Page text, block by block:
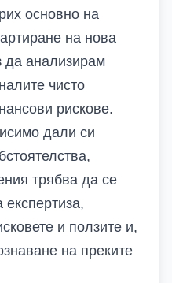
основно на
на нова
да анализирам
чисто
рискове.
дали си
трябва да се
експертиза,
и ползите и,
на преките